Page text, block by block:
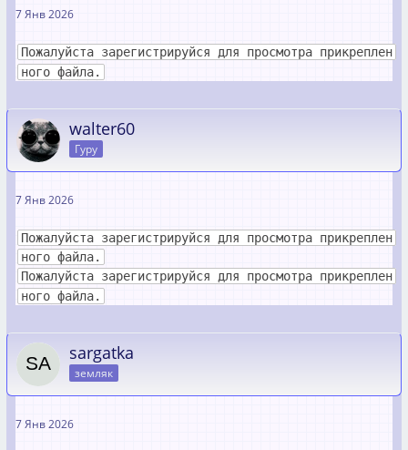
7 Янв 2026
Пожалуйста зарегистрируйся для просмотра прикреплен
ного файла.
walter60
Гуру
7 Янв 2026
Пожалуйста зарегистрируйся для просмотра прикреплен
ного файла.
Пожалуйста зарегистрируйся для просмотра прикреплен
ного файла.
sargatka
земляк
7 Янв 2026